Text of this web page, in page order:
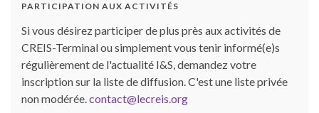
PARTICIPATION AUX ACTIVITÉS
Si vous désirez participer de plus près aux activités de
CREIS-Terminal ou simplement vous tenir informé(e)s
régulièrement de l'actualité I&S, demandez votre
inscription sur la liste de diffusion. C'est une liste privée
non modérée.contact@lecreis.org